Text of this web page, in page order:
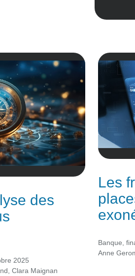
des
2025
, Clara Maignan
Les
Banque,
Anne